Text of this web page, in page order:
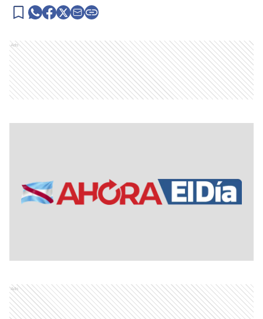
Ads
Ads